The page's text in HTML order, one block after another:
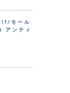
モール
アンティ